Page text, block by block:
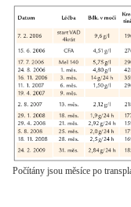
Počítány jsou měsíce po